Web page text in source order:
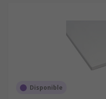
Disponible